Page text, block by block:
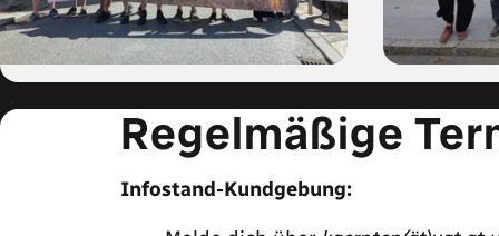
Regelmäßige
Infostand-Kundgebung: